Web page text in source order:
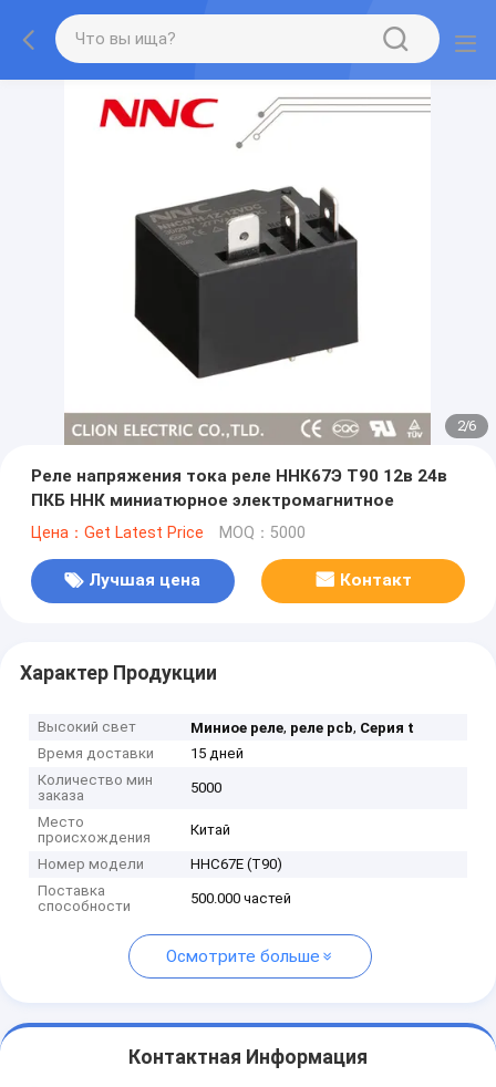
2/6
Реле напряжения тока реле ННК67Э Т90 12в 24в
ПКБ ННК миниатюрное электромагнитное
Цена：Get Latest Price MOQ：5000
Лучшая цена Контакт
Характер Продукции
Высокий свет Миниое реле, реле pcb, Серия t
Время доставки
15 дней
Количество мин
заказа
5000
Место
происхождения
Китай
Номер модели
HHC67E (T90)
Поставка
способности
500.000 частей
Осмотрите больше
Контактная Информация